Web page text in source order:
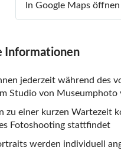
In Google Maps öffnen
Informationen
jederzeit während des
Studio von Museumphoto
zu einer kurzen Wartezeit
Fotoshooting stattfindet
werden individuell